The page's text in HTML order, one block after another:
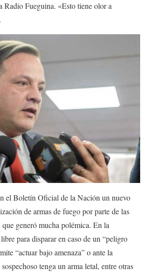
Radio Fueguina. «Esto tiene olor a
el Boletín Oficial de la Nación un nuevo
de armas de fuego por parte de las
generó mucha polémica. En la
para disparar en caso de un “peligro
“actuar bajo amenaza” o ante la
tenga un arma letal, entre otras